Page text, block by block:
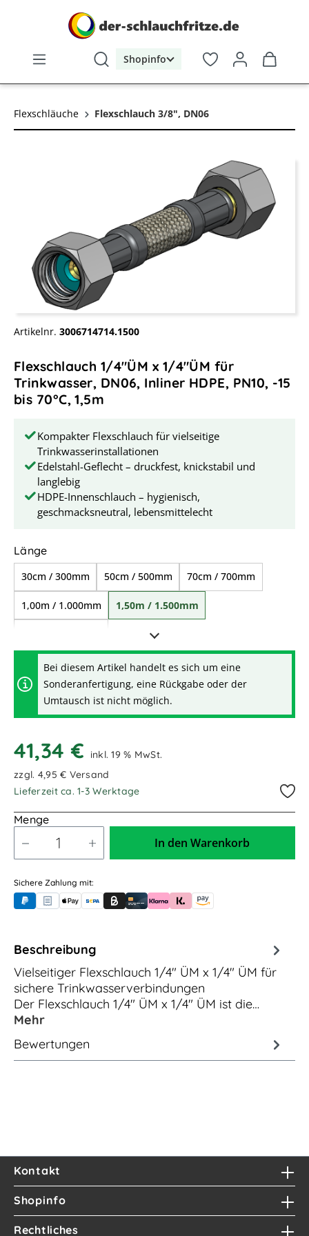
Shopinfo
Flexschläuche Flexschlauch 3/8", DN06
Artikelnr. 3006714714.1500
Flexschlauch 1/4"ÜM x 1/4"ÜM für
Trinkwasser, DN06, Inliner HDPE, PN10, -15
bis 70°C, 1,5m
Kompakter Flexschlauch für vielseitige
Trinkwasserinstallationen
Edelstahl-Geflecht – druckfest, knickstabil und
langlebig
HDPE-Innenschlauch – hygienisch,
geschmacksneutral, lebensmittelecht
Längeauswählen
30cm / 300mm 50cm / 500mm 70cm / 700mm
1,00m / 1.000mm 1,50m / 1.500mm
Bei diesem Artikel handelt es sich um eine
Sonderanfertigung, eine Rückgabe oder der
Umtausch ist nicht möglich.
41,34 €
inkl. 19 % MwSt.
zzgl. 4,95 € Versand
Lieferzeit ca. 1-3 Werktage
Menge
In den Warenkorb
Sichere Zahlung mit:
PayPalRechnungskauf (für Behörden)
Apple PayBanküberweisung (vorab)
Rechnungskauf (Billie)
Kreditkarte
Rechnung oder Ratenkauf (Klarna)
Sofortüberweisung (Klarna)
Amazon Pay
Beschreibung
Vielseitiger Flexschlauch 1/4" ÜM x 1/4" ÜM für
sichere Trinkwasserverbindungen
Der Flexschlauch 1/4" ÜM x 1/4" ÜM ist die…
Mehr
Bewertungen
Kontakt
Shopinfo
Rechtliches